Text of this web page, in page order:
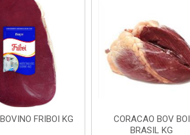
FRIBOI KG
CORACAO BOV BOI
BRASIL KG